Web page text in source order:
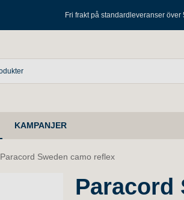
Fri frakt på standardleveranser över
KAMPANJER
Paracord Sweden camo reflex
Paracord